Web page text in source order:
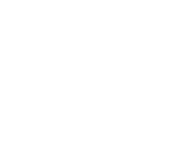
del CLS,
territorio o nell’area
il Software, una licenza
a tempo indeterminato
copia del Software sul
dall'Utente,